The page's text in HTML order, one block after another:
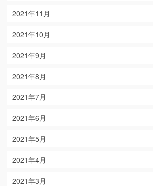
2021年11月
2021年10月
2021年9月
2021年8月
2021年7月
2021年6月
2021年5月
2021年4月
2021年3月